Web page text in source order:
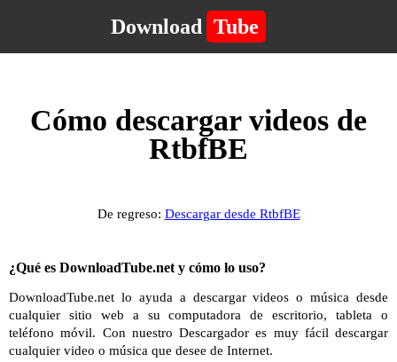
Download Tube
Cómo descargar videos de
RtbfBE
De regreso: Descargar desde RtbfBE
¿Qué es DownloadTube.net y cómo lo uso?
DownloadTube.net lo ayuda a descargar videos o música desde
cualquier sitio web a su computadora de escritorio, tableta o
teléfono móvil. Con nuestro Descargador es muy fácil descargar
cualquier video o música que desee de Internet.